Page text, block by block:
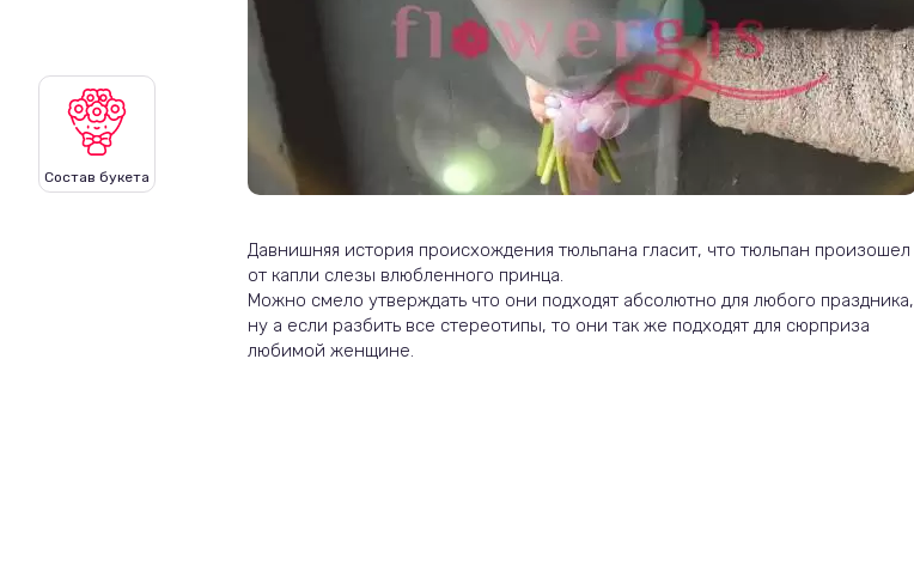
Состав букета
Давнишняя история происхождения тюльпана гласит, что тюльпан произошел
от капли слезы влюбленного принца.
Можно смело утверждать что они подходят абсолютно для любого праздника,
ну а если разбить все стереотипы, то они так же подходят для сюрприза
любимой женщине.